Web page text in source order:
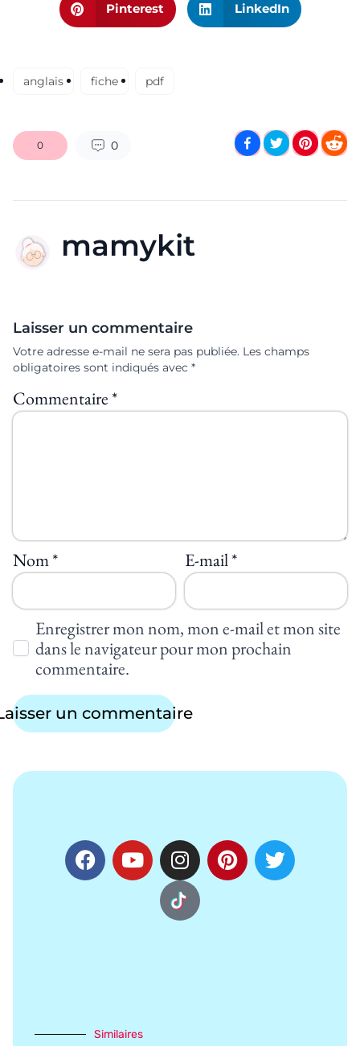
Pinterest LinkedIn
anglais fiche pdf
0 0
mamykit
Laisser un commentaire
Votre adresse e-mail ne sera pas publiée. Les champs
obligatoires sont indiqués avec *
Commentaire*
Nom* E-mail*
Enregistrer mon nom, mon e-mail et mon site
dans le navigateur pour mon prochain
commentaire.
Similaires